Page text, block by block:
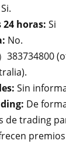
Si.
24 horas: Si
No.
383734800
: Sin
De
de trading